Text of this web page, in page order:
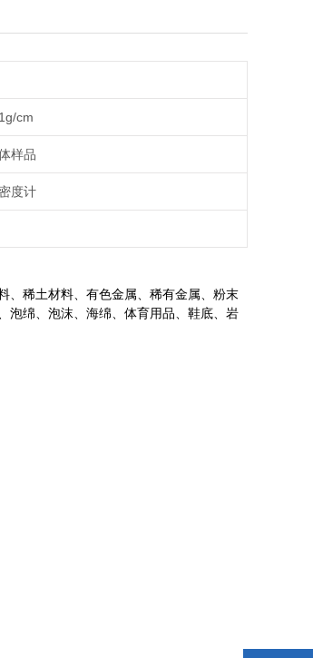
cm
样品
度计
、稀土材料、有色金属、稀有金属、粉末
泡绵、泡沫、海绵、体育用品、鞋底、岩